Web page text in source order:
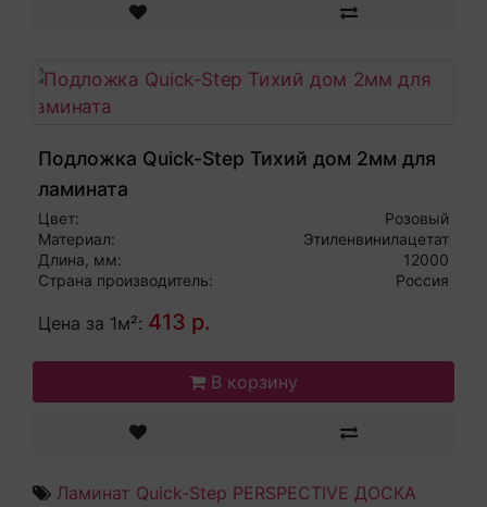
Подложка Quick-Step Тихий дом 2мм для
ламината
Цвет:
Розовый
Материал:
Этиленвинилацетат
Длина, мм:
12000
Страна производитель:
Россия
Цена за 1м²: 413 р.
В корзину
Ламинат Quick-Step PERSPECTIVE ДОСКА